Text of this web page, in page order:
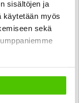
sisältöjen ja
käytetään myös
sekä
Connect - 6 kk